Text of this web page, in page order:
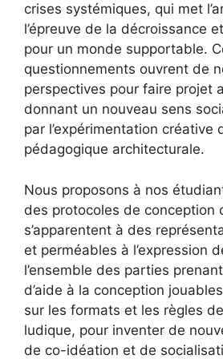
crises systémiques, qui met
l’épreuve de la décroissance
pour un monde supportable.
questionnements ouvrent de
perspectives pour faire projet
donnant un nouveau sens
par l’expérimentation créative
pédagogique architecturale.
Nous proposons à nos
des protocoles de conception
s’apparentent à des
et perméables à l’expression
l’ensemble des parties
d’aide à la conception
sur les formats et les règles
ludique, pour inventer de
de co-idéation et de